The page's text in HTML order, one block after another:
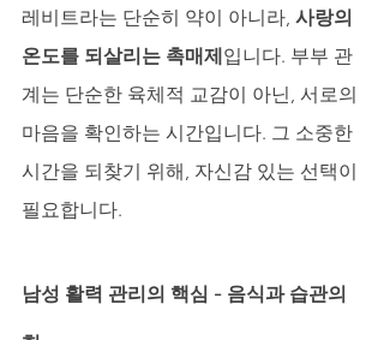
레비트라는 단순히 약이 아니라, 사랑의
온도를 되살리는 촉매제입니다. 부부 관
계는 단순한 육체적 교감이 아닌, 서로의
마음을 확인하는 시간입니다. 그 소중한
시간을 되찾기 위해, 자신감 있는 선택이
필요합니다.
남성 활력 관리의 핵심 - 음식과 습관의